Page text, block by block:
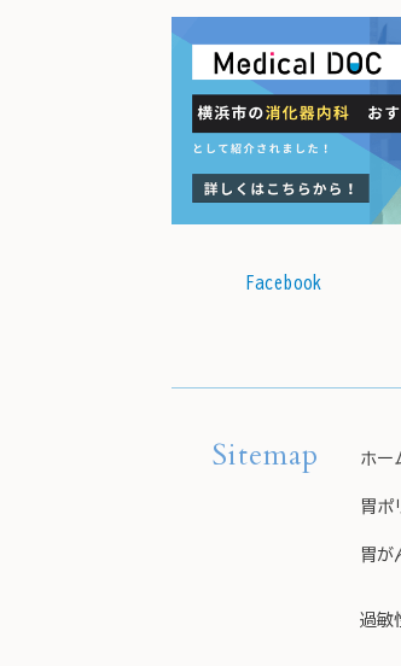
Facebook
Sitemap ホー
胃ポ
胃が
過敏